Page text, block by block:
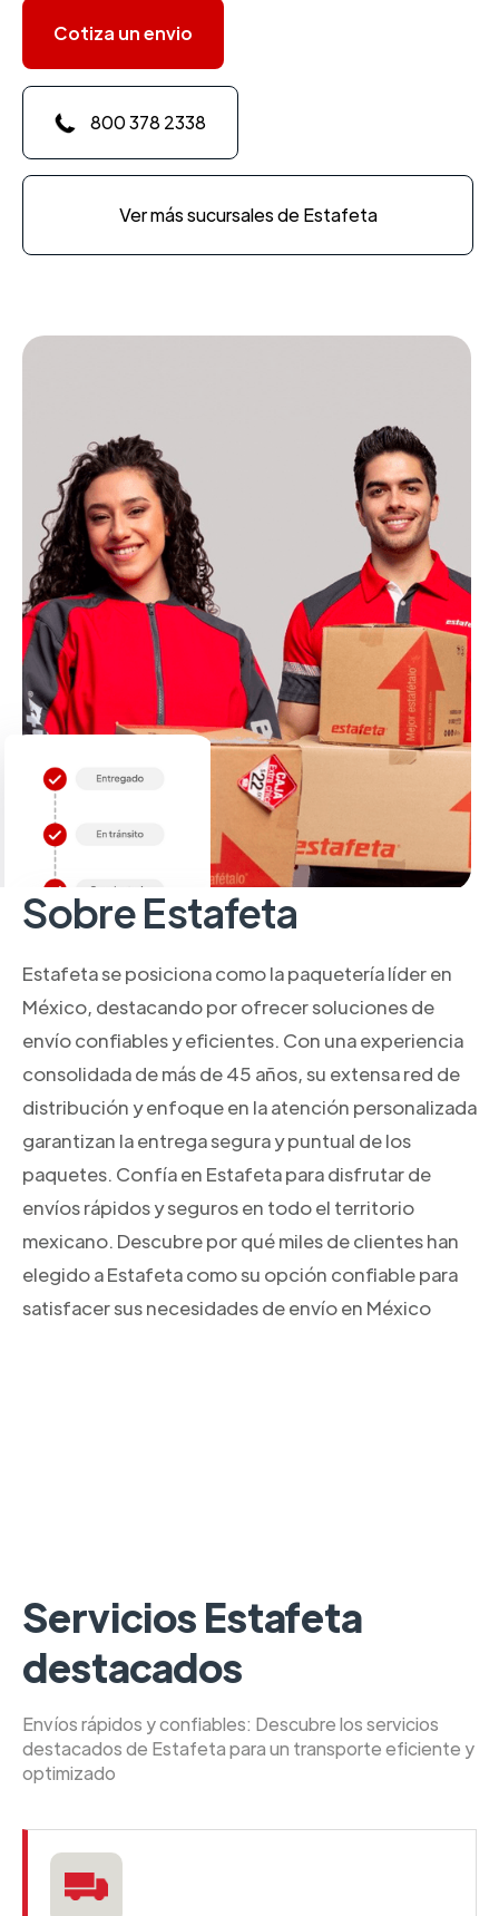
Cotiza un envio
800 378 2338
Ver más sucursales de Estafeta
Sobre Estafeta
Estafeta se posiciona como la paquetería líder en
México, destacando por ofrecer soluciones de
envío confiables y eficientes. Con una experiencia
consolidada de más de 45 años, su extensa red de
distribución y enfoque en la atención personalizada
garantizan la entrega segura y puntual de los
paquetes. Confía en Estafeta para disfrutar de
envíos rápidos y seguros en todo el territorio
mexicano. Descubre por qué miles de clientes han
elegido a Estafeta como su opción confiable para
satisfacer sus necesidades de envío en México
Servicios Estafeta
destacados
Envíos rápidos y confiables: Descubre los servicios
destacados de Estafeta para un transporte eficiente y
optimizado